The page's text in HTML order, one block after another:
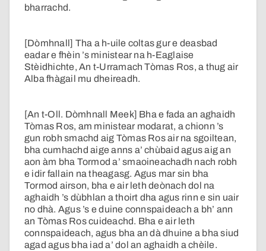
bharrachd.
[Dòmhnall] Tha a h-uile coltas gur e deasbad
eadar e fhèin ’s ministear na h-Eaglaise
Stèidhichte, An t-Urramach Tòmas Ros, a thug air
Alba fhàgail mu dheireadh.
[An t-Oll. Dòmhnall Meek] Bha e fada an aghaidh
Tòmas Ros, am ministear modarat, a chionn ’s
gun robh smachd aig Tòmas Ros air na sgoiltean,
bha cumhachd aige anns a’ chùbaid agus aig an
aon àm bha Tormod a’ smaoineachadh nach robh
e idir fallain na theagasg. Agus mar sin bha
Tormod airson, bha e air leth deònach dol na
aghaidh ’s dùbhlan a thoirt dha agus rinn e sin uair
no dhà. Agus ’s e duine connspaideach a bh’ ann
an Tòmas Ros cuideachd. Bha e air leth
connspaideach, agus bha an dà dhuine a bha siud
agad agus bha iad a’ dol an aghaidh a chèile.